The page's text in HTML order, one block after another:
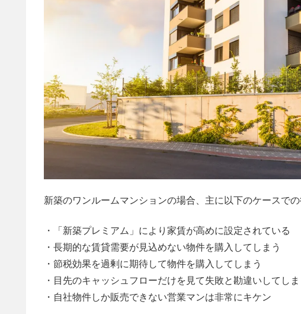
新築のワンルームマンションの場合、主に以下のケースでの
・「新築プレミアム」により家賃が高めに設定されている
・長期的な賃貸需要が見込めない物件を購入してしまう
・節税効果を過剰に期待して物件を購入してしまう
・目先のキャッシュフローだけを見て失敗と勘違いしてしま
・自社物件しか販売できない営業マンは非常にキケン